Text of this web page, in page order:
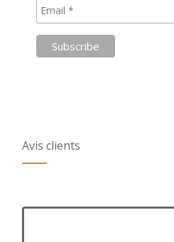
Avis clients